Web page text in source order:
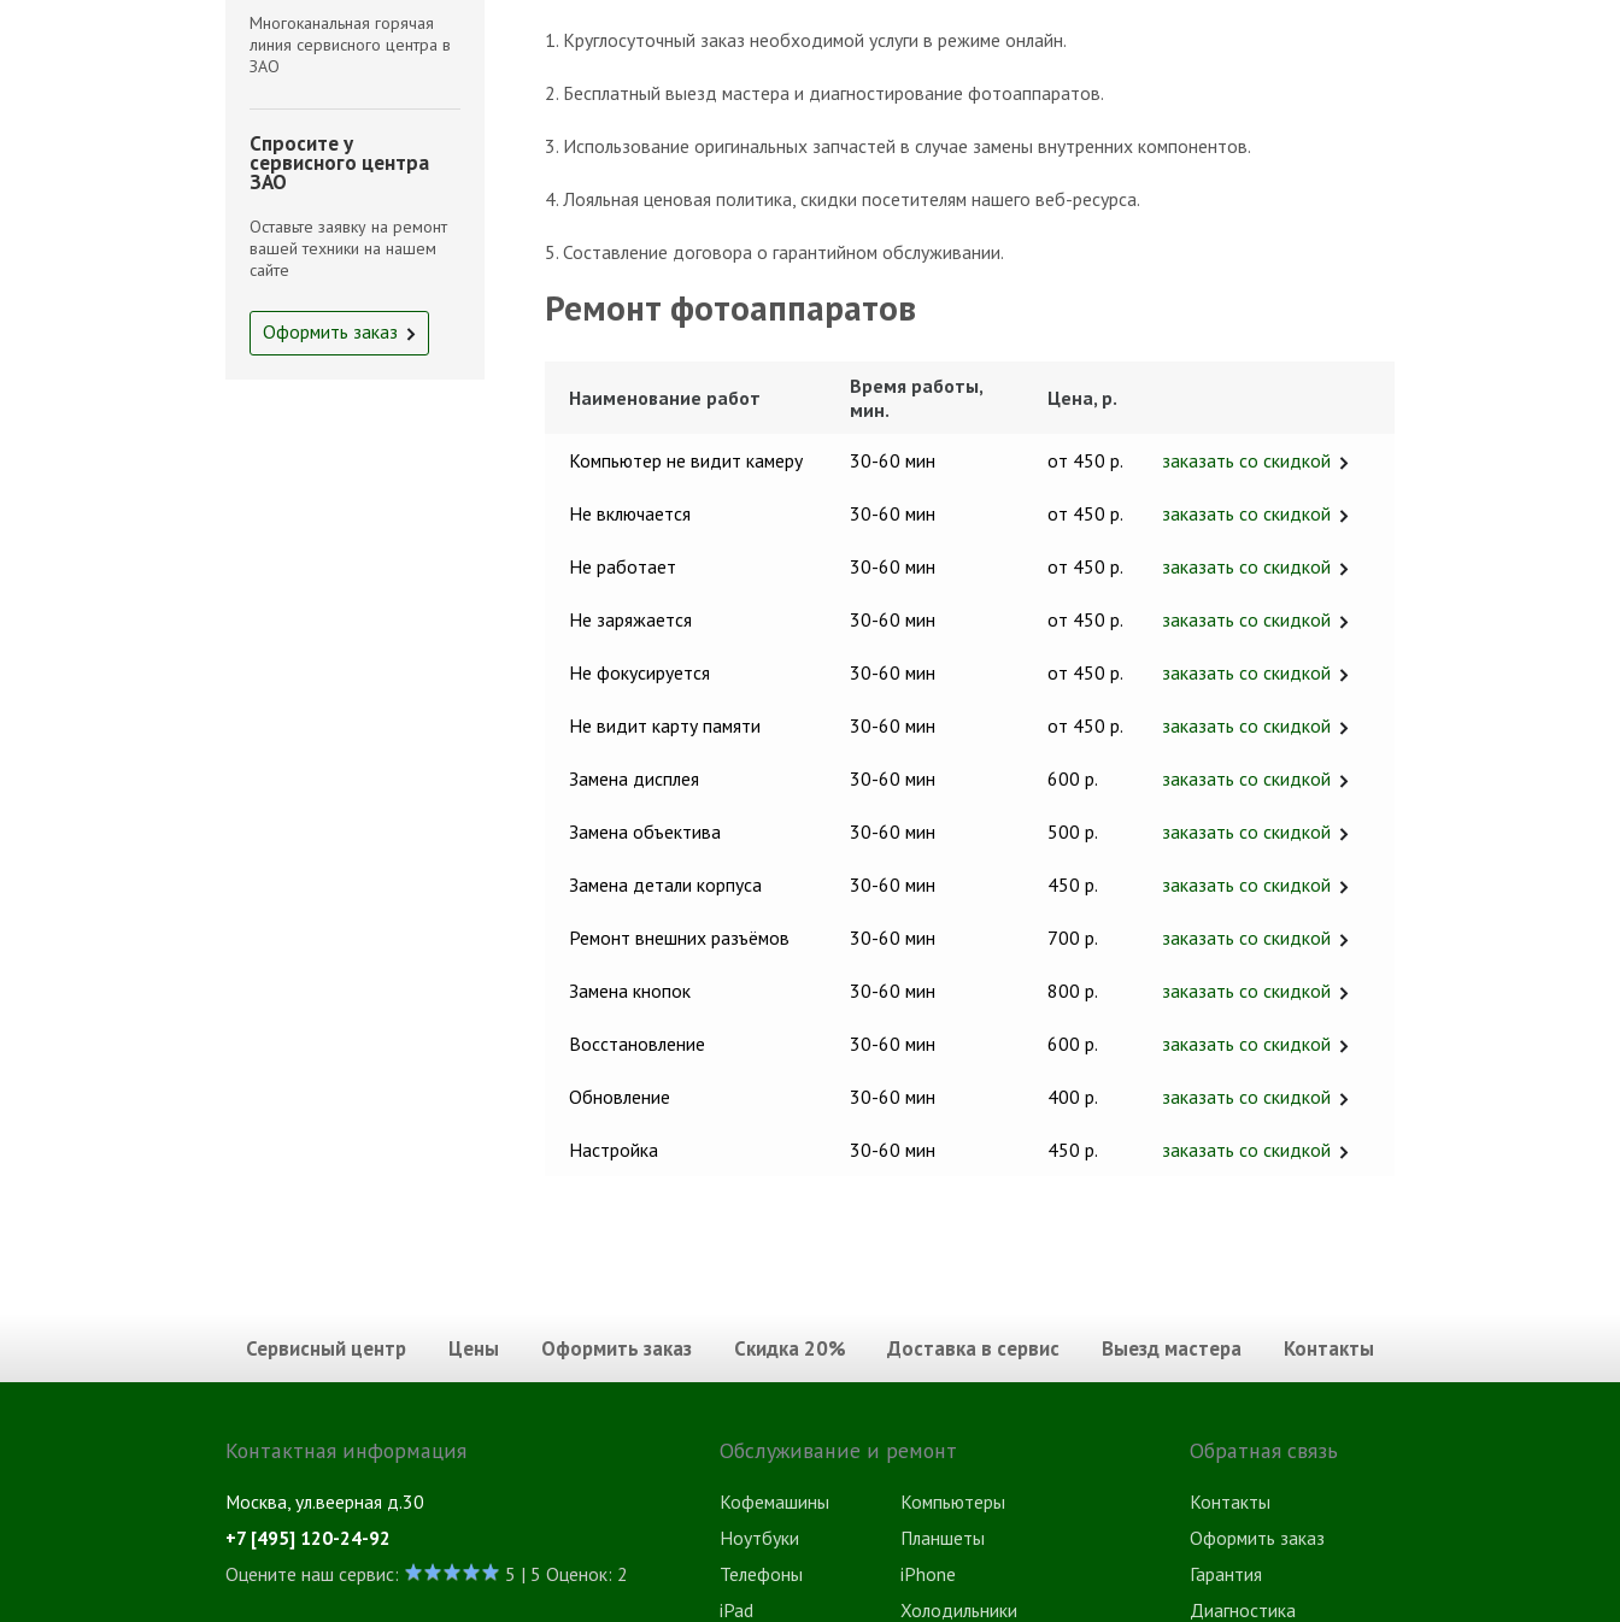
1. Круглосуточный заказ необходимой услуги в режиме онлайн.
2. Бесплатный выезд мастера и диагностирование фотоаппаратов.
3. Использование оригинальных запчастей в случае замены внутренних компонентов.
4. Лояльная ценовая политика, скидки посетителям нашего веб-ресурса.
5. Составление договора о гарантийном обслуживании.
Ремонт фотоаппаратов
Наименование работ
Время работы,
мин.
Цена, р.
Компьютер не видит камеру 30-60 мин от 450 р. заказать со скидкой
Не включается 30-60 мин от 450 р. заказать со скидкой
Не работает 30-60 мин от 450 р. заказать со скидкой
Не заряжается 30-60 мин от 450 р. заказать со скидкой
Не фокусируется 30-60 мин от 450 р. заказать со скидкой
Не видит карту памяти 30-60 мин от 450 р. заказать со скидкой
Замена дисплея 30-60 мин 600 р. заказать со скидкой
Замена объектива 30-60 мин 500 р. заказать со скидкой
Замена детали корпуса 30-60 мин 450 р. заказать со скидкой
Ремонт внешних разъёмов 30-60 мин 700 р. заказать со скидкой
Замена кнопок 30-60 мин 800 р. заказать со скидкой
Восстановление 30-60 мин 600 р. заказать со скидкой
Обновление 30-60 мин 400 р. заказать со скидкой
Настройка 30-60 мин 450 р. заказать со скидкой
Многоканальная горячая
линия сервисного центра в
ЗАО
Спросите у
сервисного центра
ЗАО
Оставьте заявку на ремонт
вашей техники на нашем
сайте
Оформить заказ
Сервисный центр Цены Оформить заказ Скидка 20% Доставка в сервис Выезд мастера Контакты
Контактная информация
Москва, ул.веерная д.30
+7 [495] 120-24-92
Оцените наш сервис:
5 | 5 Оценок: 2
Обслуживание и ремонт
Кофемашины
Компьютеры
Ноутбуки
Планшеты
Телефоны
iPhone
iPad
Холодильники
Обратная связь
Контакты
Оформить заказ
Гарантия
Диагностика